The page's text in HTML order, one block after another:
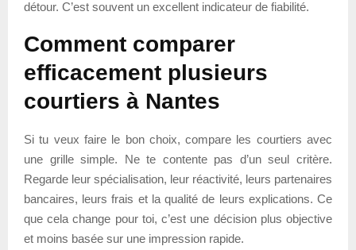
détour. C’est souvent un excellent indicateur de fiabilité.
Comment comparer
efficacement plusieurs
courtiers à Nantes
Si tu veux faire le bon choix, compare les courtiers avec
une grille simple. Ne te contente pas d’un seul critère.
Regarde leur spécialisation, leur réactivité, leurs partenaires
bancaires, leurs frais et la qualité de leurs explications. Ce
que cela change pour toi, c’est une décision plus objective
et moins basée sur une impression rapide.